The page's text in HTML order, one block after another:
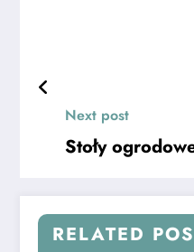
Next post
Stoły
RELATED